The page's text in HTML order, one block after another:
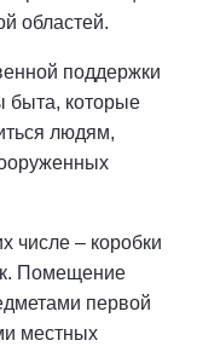
областей.
поддержки
быта, которые
людям,
числе – коробки
Помещение
первой
местных